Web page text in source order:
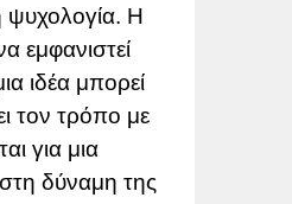
ψυχολογία. Η
εμφανιστεί
ιδέα μπορεί
τον τρόπο με
για μια
δύναμη της